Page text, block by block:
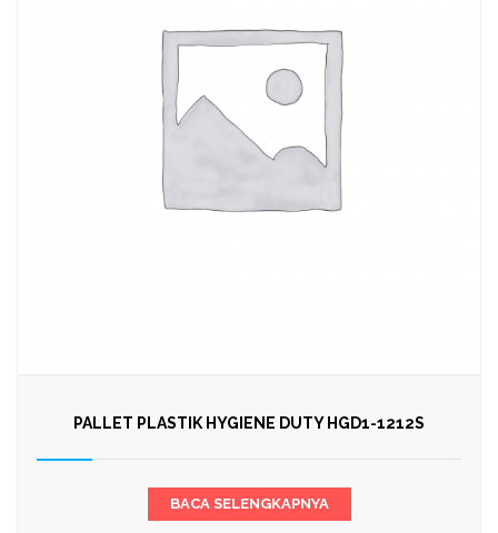
PALLET PLASTIK HYGIENE DUTY HGD1-1212S
BACA SELENGKAPNYA